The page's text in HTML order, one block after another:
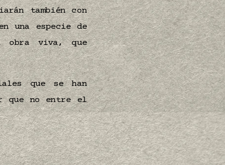
también con
una especie de
obra viva, que
que se han
que no entre el